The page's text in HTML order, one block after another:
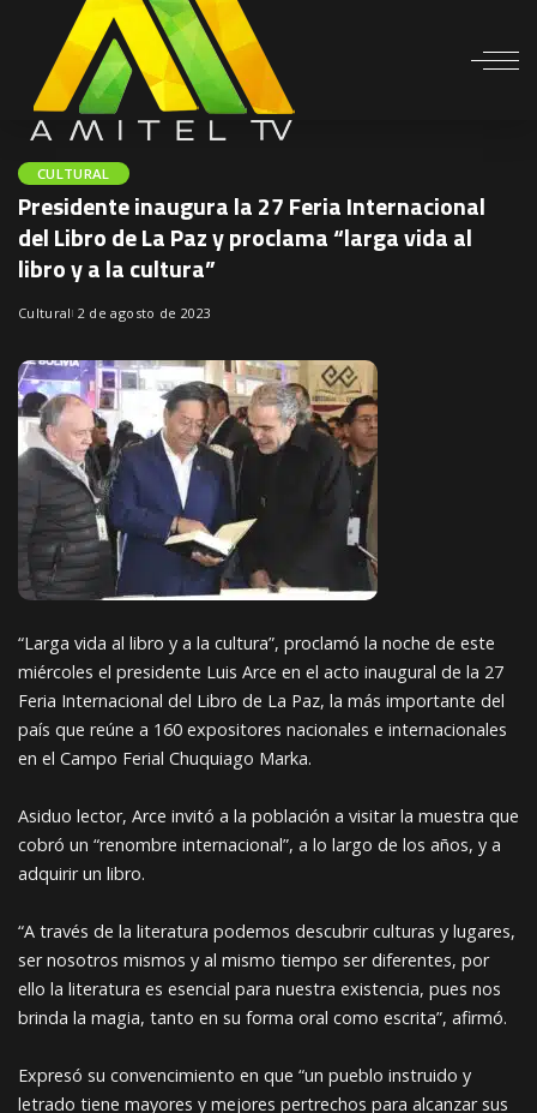
CULTURAL
Presidente inaugura la 27 Feria Internacional
del Libro de La Paz y proclama “larga vida al
libro y a la cultura”
Cultural 2 de agosto de 2023
“Larga vida al libro y a la cultura”, proclamó la noche de este
miércoles el presidente Luis Arce en el acto inaugural de la 27
Feria Internacional del Libro de La Paz, la más importante del
país que reúne a 160 expositores nacionales e internacionales
en el Campo Ferial Chuquiago Marka.
Asiduo lector, Arce invitó a la población a visitar la muestra que
cobró un “renombre internacional”, a lo largo de los años, y a
adquirir un libro.
“A través de la literatura podemos descubrir culturas y lugares,
ser nosotros mismos y al mismo tiempo ser diferentes, por
ello la literatura es esencial para nuestra existencia, pues nos
brinda la magia, tanto en su forma oral como escrita”, afirmó.
Expresó su convencimiento en que “un pueblo instruido y
letrado tiene mayores y mejores pertrechos para alcanzar sus